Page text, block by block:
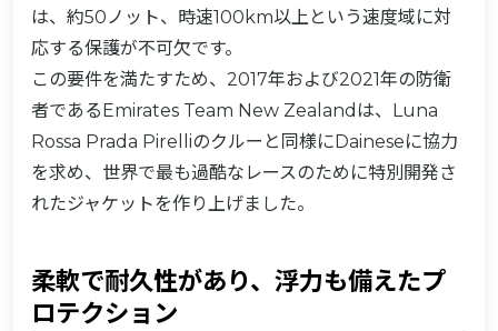
は、約50ノット、時速100km以上という速度域に対
応する保護が不可欠です。
この要件を満たすため、2017年および2021年の防衛
者であるEmirates Team New Zealandは、Luna
Rossa Prada Pirelliのクルーと同様にDaineseに協力
を求め、世界で最も過酷なレースのために特別開発さ
れたジャケットを作り上げました。
柔軟で耐久性があり、浮力も備えたプ
ロテクション